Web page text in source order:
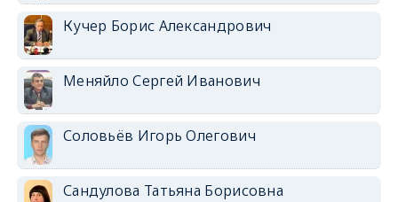
Кучер Борис Александрович
Меняйло Сергей Иванович
Соловьёв Игорь Олегович
Сандулова Татьяна Борисовна